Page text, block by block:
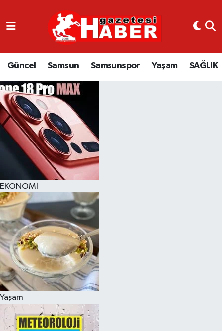
Güncel Samsun Samsunspor Yaşam SAĞLIK
EKONOMİ
Yaşam
GÜNCEL
SAMSUN
SAMSUNSPOR
EKONOMİ
YAŞAM